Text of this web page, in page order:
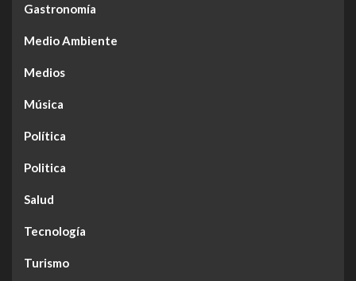
Gastronomía
Medio Ambiente
Medios
Música
Política
Politica
Salud
Tecnología
Turismo